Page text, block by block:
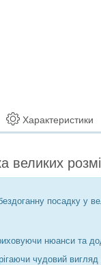
Характеристики
великих
посадку у
нюанси та
чудовий вигляд